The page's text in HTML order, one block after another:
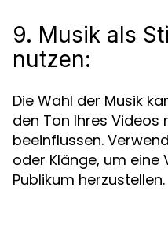
9. Musik als
nutzen:
Die Wahl der Musik
den Ton Ihres Videos
beeinflussen.
oder Klänge, um eine
Publikum herzustellen.